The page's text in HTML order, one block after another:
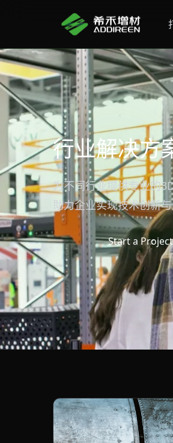
行业解决方
为不同行业提供专业的
助力企业实现技术创新
Start a Project